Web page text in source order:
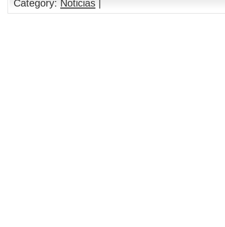
Category: Noticias